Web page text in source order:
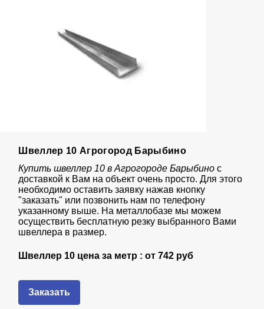
Швеллер 10 Агрогород Барыбино
Купить швеллер 10 в Агрогороде Барыбинос
доставкой к Вам на объект очень просто. Для этого
необходимо оставить заявку нажав кнопку
"заказать" или позвонить нам по телефону
указанному выше. На металлобазе мы можем
осуществить бесплатную резку выбранного Вами
швеллера в размер.
Швеллер 10 цена за метр : от742 руб
Заказать